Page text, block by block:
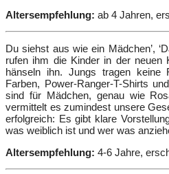
Altersempfehlung: ab 4 Jahren,
Du siehst aus wie ein Mädchen’,
rufen ihm die Kinder in der neuen
hänseln ihn. Jungs tragen keine
Farben, Power-Ranger-T-Shirts
sind für Mädchen, genau wie
vermittelt es zumindest unsere
erfolgreich: Es gibt klare
was weiblich ist und wer was
Altersempfehlung: 4-6 Jahre,